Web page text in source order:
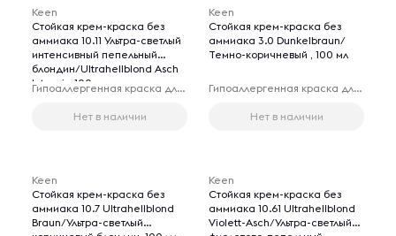
Keen
Стойкая крем-краска без
аммиака 10.11 Ультра-светлый
интенсивный пепельный
блондин/Ultrahellblond Asch
Intensiv, 100 мл
Гипоаллергенная краска для волос
Нет в наличии
Keen
Стойкая крем-краска без
аммиака 3.0 Dunkelbraun/
Темно-коричневый , 100 мл
Гипоаллергенная краска для волос
Нет в наличии
Keen
Стойкая крем-краска без
аммиака 10.7 Ultrahellblond
Braun/Ультра-светлый
Keen
Стойкая крем-краска без
аммиака 10.61 Ultrahellblond
Violett-Asch/Ультра-светлый